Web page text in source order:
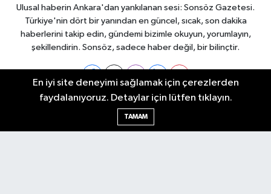
Ulusal haberin Ankara'dan yankılanan sesi: Sonsöz Gazetesi.
Türkiye'nin dört bir yanından en güncel, sıcak, son dakika
haberlerini takip edin, gündemi bizimle okuyun, yorumlayın,
şekillendirin. Sonsöz, sadece haber değil, bir bilinçtir.
Ankara Nöbetçi Eczaneler
En iyi site deneyimi sağlamak için çerezlerden
faydalanıyoruz. Detaylar için lütfen tıklayın.
TAMAM